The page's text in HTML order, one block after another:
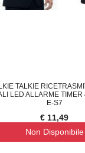
TALKIE
LED ALLARME
E-S7
€ 11,49
Non Disponibile